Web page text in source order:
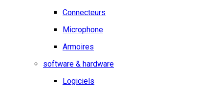
Connecteurs
Microphone
Armoires
software & hardware
Logiciels